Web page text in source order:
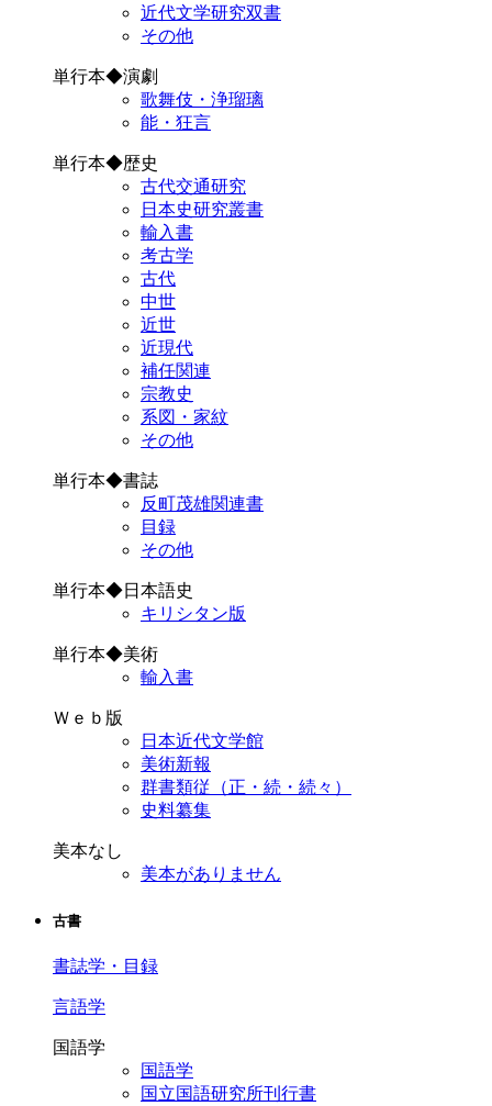
近代文学研究双書
その他
単行本◆演劇
歌舞伎・浄瑠璃
能・狂言
単行本◆歴史
古代交通研究
日本史研究叢書
輸入書
考古学
古代
中世
近世
近現代
補任関連
宗教史
系図・家紋
その他
単行本◆書誌
反町茂雄関連書
目録
その他
単行本◆日本語史
キリシタン版
単行本◆美術
輸入書
Ｗｅｂ版
日本近代文学館
美術新報
群書類従（正・続・続々）
史料纂集
美本なし
美本がありません
古書
書誌学・目録
言語学
国語学
国語学
国立国語研究所刊行書